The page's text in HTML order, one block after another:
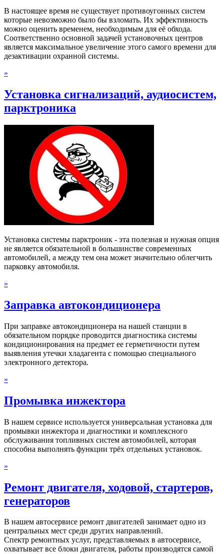
В настоящее время не существует противоугонных систем
которые невозможно было бы взломать. Их эффективность
можно оценить временем, необходимым для её обхода.
Соответственно основной задачей установочных центров
является максимальное увеличение этого самого времени для
дезактивации охранной системы.
»
Установка сигнализаций, аудиосистем,
парктроника
Установка системы парктроник - эта полезная и нужная опция
не является обязательной в большинстве современных
автомобилей, а между тем она может значительно облегчить
парковку автомобиля.
»
Заправка автокондиционера
При заправке автокондиционера на нашей станции в
обязательном порядке проводится диагностика системы
кондиционирования на предмет ее герметичности путем
выявления утечки хладагента с помощью специального
электронного детектора.
»
Промывка инжектора
В нашем сервисе используется универсальная установка для
промывки инжектора и диагностики и комплексного
обслуживания топливных систем автомобилей, которая
способна выполнять функции трёх отдельных установок.
»
Ремонт двигателя, ходовой, стартеров,
генераторов
В нашем автосервисе ремонт двигателей занимает одно из
центральных мест среди других направлений.
Спектр ремонтных услуг, представляемых в автосервисе,
охватывает все блоки двигателя, работы производятся самой